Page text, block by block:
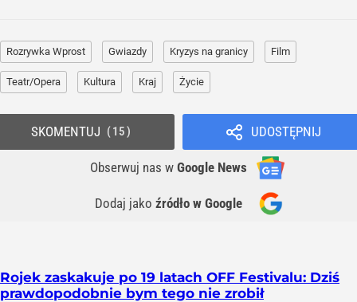
Rozrywka Wprost Gwiazdy Kryzys na granicy Film
Teatr/Opera Kultura Kraj Życie
UDOSTĘPNIJ
Obserwuj nas w Google News
Dodaj jako źródło w Google
SKOMENTUJ 15
Rojek zaskakuje po 19 latach OFF Festivalu: Dziś
prawdopodobnie bym tego nie zrobił